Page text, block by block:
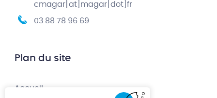
cmagar[at]magar[dot]fr
03 88 78 96 69
Plan du site
Accueil